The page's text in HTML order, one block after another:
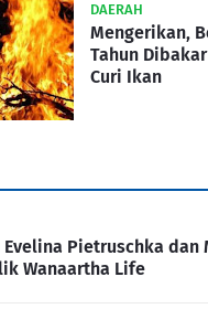
DAERAH
Mengerikan,
Tahun
Curi Ikan
Evelina Pietruschka dan
Wanaartha Life